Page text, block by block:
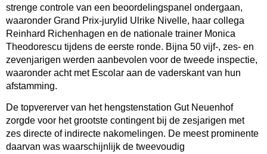
strenge controle van een beoordelingspanel ondergaan,
waaronder Grand Prix-jurylid Ulrike Nivelle, haar collega
Reinhard Richenhagen en de nationale trainer Monica
Theodorescu tijdens de eerste ronde. Bijna 50 vijf-, zes- en
zevenjarigen werden aanbevolen voor de tweede inspectie,
waaronder acht met Escolar aan de vaderskant van hun
afstamming.
De topvererver van het hengstenstation Gut Neuenhof
zorgde voor het grootste contingent bij de zesjarigen met
zes directe of indirecte nakomelingen. De meest prominente
daarvan was waarschijnlijk de tweevoudig